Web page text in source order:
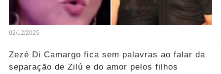
02/12/2025
Zezé Di Camargo fica sem palavras ao falar da
separação de Zilú e do amor pelos filhos